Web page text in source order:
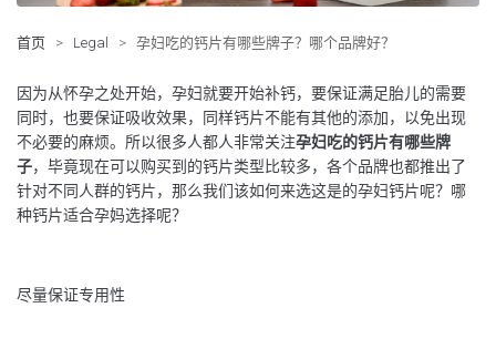
首页 > Legal > 孕妇吃的钙片有哪些牌子？哪个品牌好？
因为从怀孕之处开始，孕妇就要开始补钙，要保证满足胎儿的需要
同时，也要保证吸收效果，同样钙片不能有其他的添加，以免出现
不必要的麻烦。所以很多人都人非常关注孕妇吃的钙片有哪些牌
子，毕竟现在可以购买到的钙片类型比较多，各个品牌也都推出了
针对不同人群的钙片，那么我们该如何来选这是的孕妇钙片呢？哪
种钙片适合孕妈选择呢？
尽量保证专用性